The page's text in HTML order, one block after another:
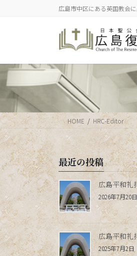
に
移
動
ョ
ン
に
動
広島市中区にある英国教会
HOME HRC-Editor
最近の投稿
広島平和礼
2026年7月20日
広島平和礼
2025年7月2日